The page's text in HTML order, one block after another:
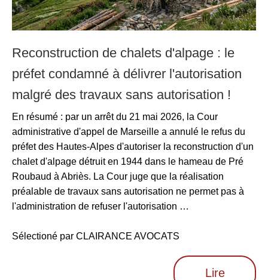
Reconstruction de chalets d'alpage : le
préfet condamné à délivrer l'autorisation
malgré des travaux sans autorisation !
En résumé : par un arrêt du 21 mai 2026, la Cour
administrative d'appel de Marseille a annulé le refus du
préfet des Hautes-Alpes d'autoriser la reconstruction d'un
chalet d'alpage détruit en 1944 dans le hameau de Pré
Roubaud à Abriès. La Cour juge que la réalisation
préalable de travaux sans autorisation ne permet pas à
l'administration de refuser l'autorisation …
Sélectioné par CLAIRANCE AVOCATS
Lire